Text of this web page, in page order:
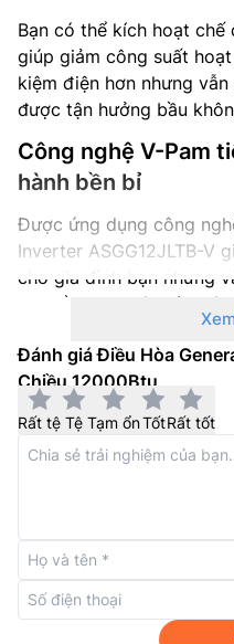
Bạn có thể kích hoạt chế
giúp giảm công suất
kiệm điện hơn nhưng
được tận hưởng bầu
Công nghệ V-Pam
hành bền bỉ
Được ứng dụng công
Inverter ASGG12JLTB-V
cho gia đình bạn nhưng
lạnh ổn định, vận hành
Tiết kiệm điện và
Đánh giá Điều Hòa
Chiều 12000Btu
Rất tệ Tệ Tạm ổnTốtRất tốt